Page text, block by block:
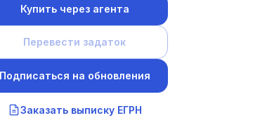
Купить через агента
Перевести задаток
Подписаться на обновления
Заказать выписку ЕГРН